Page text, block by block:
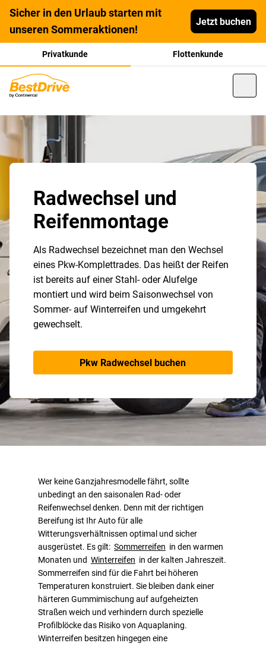
Sicher in den Urlaub starten mit
unseren Sommeraktionen!
Jetzt buchen
Privatkunde Flottenkunde
Radwechsel und
Reifenmontage
Als Radwechsel bezeichnet man den Wechsel
eines Pkw-Komplettrades. Das heißt der Reifen
ist bereits auf einer Stahl- oder Alufelge
montiert und wird beim Saisonwechsel von
Sommer- auf Winterreifen und umgekehrt
gewechselt.
Pkw Radwechsel buchen
Wer keine Ganzjahresmodelle fährt, sollte
unbedingt an den saisonalen Rad- oder
Reifenwechsel denken. Denn mit der richtigen
Bereifung ist Ihr Auto für alle
Witterungsverhältnissen optimal und sicher
ausgerüstet. Es gilt: Sommerreifen in den warmen
Monaten und Winterreifen in der kalten Jahreszeit.
Sommerreifen sind für die Fahrt bei höheren
Temperaturen konstruiert. Sie bleiben dank einer
härteren Gummimischung auf aufgeheizten
Straßen weich und verhindern durch spezielle
Profilblöcke das Risiko von Aquaplaning.
Winterreifen besitzen hingegen eine